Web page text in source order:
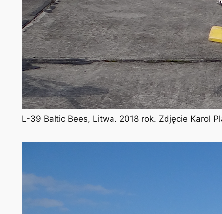
L-39 Baltic Bees, Litwa. 2018 rok. Zdjęcie Karol